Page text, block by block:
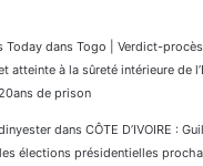
Today dans Togo | Verdict-
atteinte à la sûreté intérieure de
de prison
dans CÔTE D’IVOIRE :
élections présidentielles